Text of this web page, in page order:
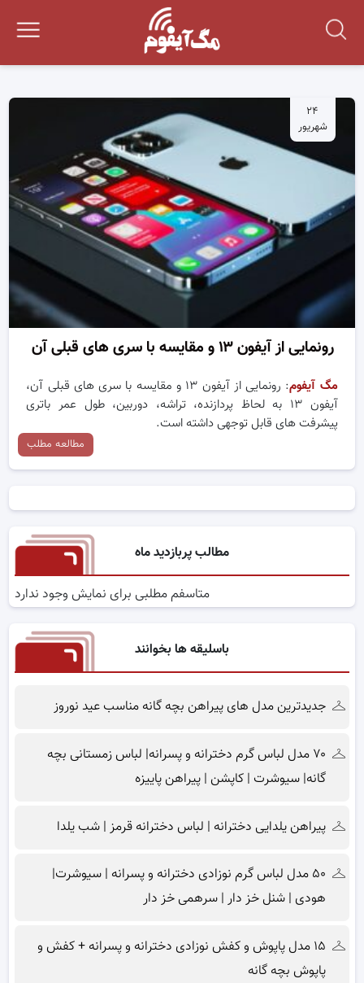
۲۴
شهریور
رونمایی از آیفون ۱۳ و مقایسه با سری های قبلی آن
مگ آیفوم
: رونمایی از آیفون ۱۳ و مقایسه با سری های قبلی آن،
آیفون ۱۳ به لحاظ پردازنده، تراشه، دوربین، طول عمر باتری
پیشرفت های قابل توجهی داشته است.
مطالعه مطلب
مطالب پربازدید ماه
متاسفم مطلبی برای نمایش وجود ندارد
باسلیقه ها بخوانند
جدیدترین مدل های پیراهن بچه گانه مناسب عید نوروز
۷۰ مدل لباس گرم دخترانه و پسرانه| لباس زمستانی بچه
گانه| سیوشرت | کاپشن | پیراهن پاییزه
پیراهن یلدایی دخترانه | لباس دخترانه قرمز | شب یلدا
۵۰ مدل لباس گرم نوزادی دخترانه و پسرانه | سیوشرت|
هودی | شنل خز دار | سرهمی خز دار
۱۵ مدل پاپوش و کفش نوزادی دخترانه و پسرانه + کفش و
پاپوش بچه گانه